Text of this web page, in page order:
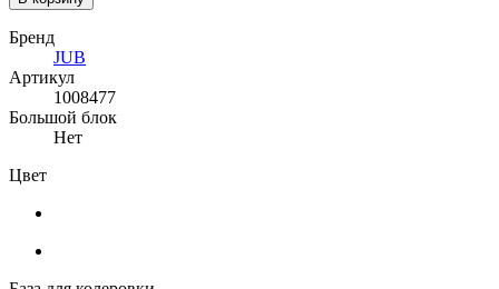
Бренд
JUB
Артикул
1008477
Большой блок
Нет
Цвет